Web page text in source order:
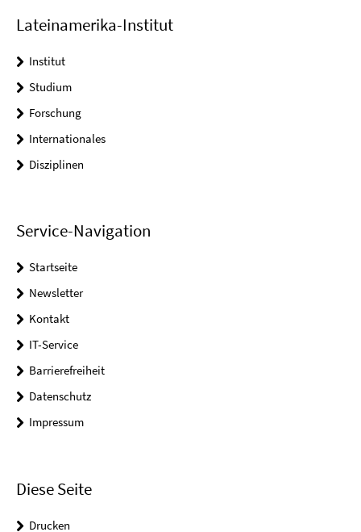
Lateinamerika-Institut
Institut
Studium
Forschung
Internationales
Disziplinen
Service-Navigation
Startseite
Newsletter
Kontakt
IT-Service
Barrierefreiheit
Datenschutz
Impressum
Diese Seite
Drucken